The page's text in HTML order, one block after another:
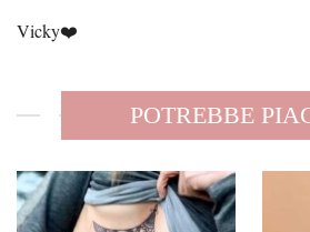
Vicky❤️
POTREBBE